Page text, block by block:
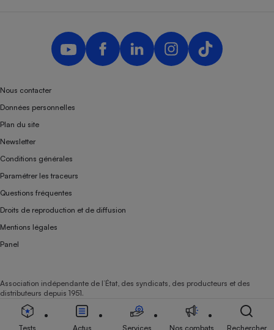
Nous contacter
Données personnelles
Plan du site
Newsletter
Conditions générales
Paramétrer les traceurs
Questions fréquentes
Droits de reproduction et de diffusion
Mentions légales
Panel
Association indépendante de l’État, des syndicats, des producteurs et des
distributeurs depuis 1951.
Tests Actus Services Nos combats Rechercher